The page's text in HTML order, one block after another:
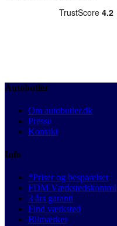
Autobutler
Om autobutler.dk
Presse
Kontakt
Info
*Priser og besparelser
FDM Værkstedskontrol
3 års garanti
Find værksted
Bilmærker